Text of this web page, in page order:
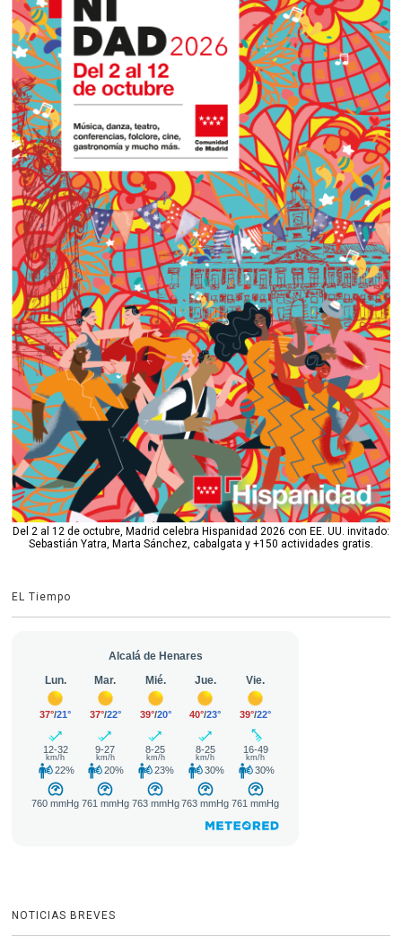
Del 2 al 12 de octubre, Madrid celebra Hispanidad 2026 con EE. UU. invitado:
Sebastián Yatra, Marta Sánchez, cabalgata y +150 actividades gratis.
EL Tiempo
NOTICIAS BREVES